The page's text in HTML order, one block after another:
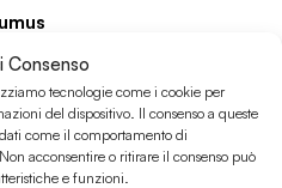
Consenso
tecnologie come i cookie per
del dispositivo. Il consenso a queste
come il comportamento di
acconsentire o ritirare il consenso può
e funzioni.